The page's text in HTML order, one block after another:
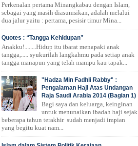
Perkenalan pertama Minangkabau dengan Islam,
sebagai yang masih diasumsikan, adalah melalui
dua jalur yaitu : pertama, pesisir timur Mina...
Quotes : “Tangga Kehidupan”
Anakku!........Hidup itu ibarat menapaki anak
tangga,..... syukurilah langkahmu pada setiap anak
tangga manapun yang telah mampu kau tapak...
"Hadza Min Fadhli Rabby" :
Pengalaman Haji Atas Undangan
Raja Saudi Arabia 2014 (Bagian 1)
Bagi saya dan keluarga, keinginan
untuk menunaikan ibadah haji sejak
beberapa tahun terakhir sudah menjadi impian
yang begitu kuat nam...